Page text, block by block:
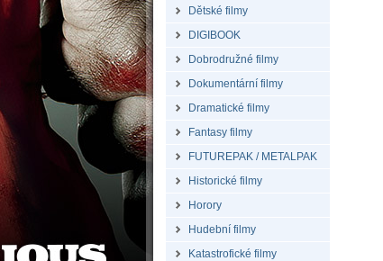
Dětské filmy
DIGIBOOK
Dobrodružné filmy
Dokumentární filmy
Dramatické filmy
Fantasy filmy
FUTUREPAK / METALPAK
Historické filmy
Horory
Hudební filmy
Katastrofické filmy